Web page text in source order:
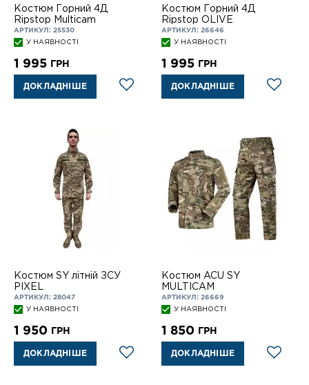
Костюм Горний 4Д
Ripstop Multicam
АРТИКУЛ: 25530
У НАЯВНОСТІ
1 995 ГРН
ДОКЛАДНІШЕ
Костюм Горний 4Д
Ripstop OLIVE
АРТИКУЛ: 26646
У НАЯВНОСТІ
1 995 ГРН
ДОКЛАДНІШЕ
Костюм SY літній ЗСУ
PIXEL
АРТИКУЛ: 28047
У НАЯВНОСТІ
1 950 ГРН
ДОКЛАДНІШЕ
Костюм ACU SY
MULTICAM
АРТИКУЛ: 26669
У НАЯВНОСТІ
1 850 ГРН
ДОКЛАДНІШЕ